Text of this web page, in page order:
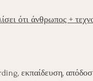
ότι άνθρωπος +
εκπαίδευση,